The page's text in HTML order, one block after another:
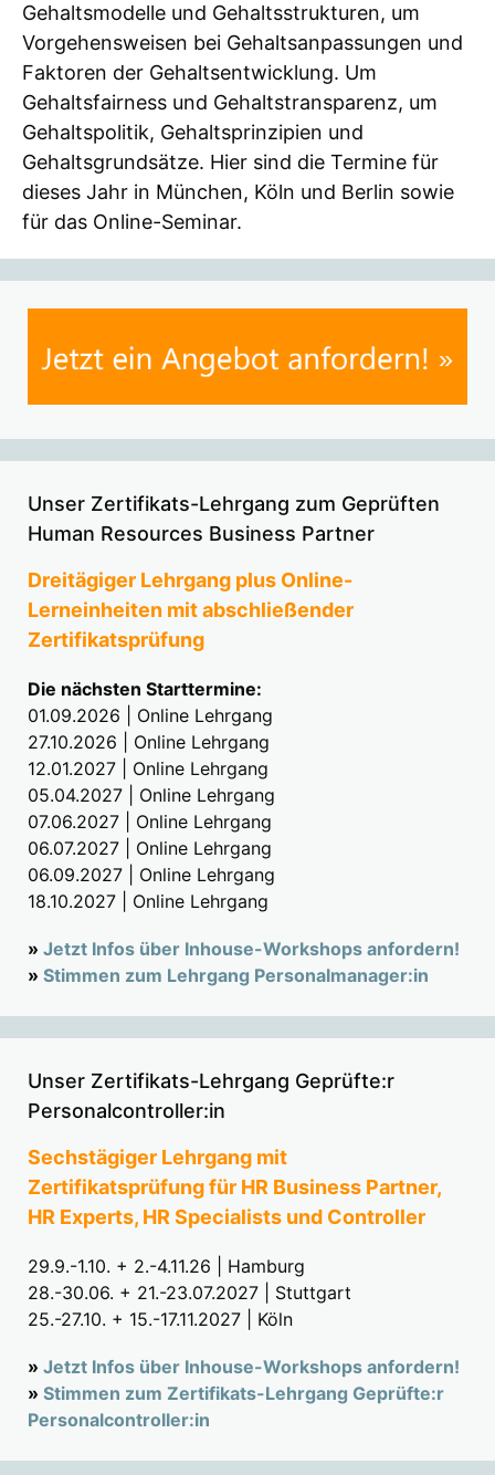
Gehaltsmodelle und Gehaltsstrukturen, um
Vorgehensweisen bei Gehaltsanpassungen und
Faktoren der Gehaltsentwicklung. Um
Gehaltsfairness und Gehaltstransparenz, um
Gehaltspolitik, Gehaltsprinzipien und
Gehaltsgrundsätze. Hier sind die Termine für
dieses Jahr in München, Köln und Berlin sowie
für das Online-Seminar.
Unser Zertifikats-Lehrgang zum Geprüften
Human Resources Business Partner
Dreitägiger Lehrgang plus Online-
Lerneinheiten mit abschließender
Zertifikatsprüfung
Die nächsten Starttermine:
01.09.2026 | Online Lehrgang
27.10.2026 | Online Lehrgang
12.01.2027 | Online Lehrgang
05.04.2027 | Online Lehrgang
07.06.2027 | Online Lehrgang
06.07.2027 | Online Lehrgang
06.09.2027 | Online Lehrgang
18.10.2027 | Online Lehrgang
» Jetzt Infos über Inhouse-Workshops anfordern!
» Stimmen zum Lehrgang Personalmanager:in
Unser Zertifikats-Lehrgang Geprüfte:r
Personalcontroller:in
Sechstägiger Lehrgang mit
Zertifikatsprüfung für HR Business Partner,
HR Experts, HR Specialists und Controller
29.9.-1.10. + 2.-4.11.26 | Hamburg
28.-30.06. + 21.-23.07.2027 | Stuttgart
25.-27.10. + 15.-17.11.2027 | Köln
» Jetzt Infos über Inhouse-Workshops anfordern!
» Stimmen zum Zertifikats-Lehrgang Geprüfte:r
Personalcontroller:in